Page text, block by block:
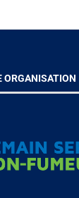
ORGANISATION